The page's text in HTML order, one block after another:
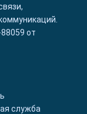
от
служба